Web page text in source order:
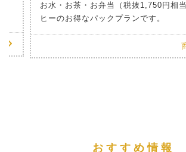
お水・お茶・お弁当（税抜1,750円相
ヒーのお得なパックプランです。
おすすめ情報